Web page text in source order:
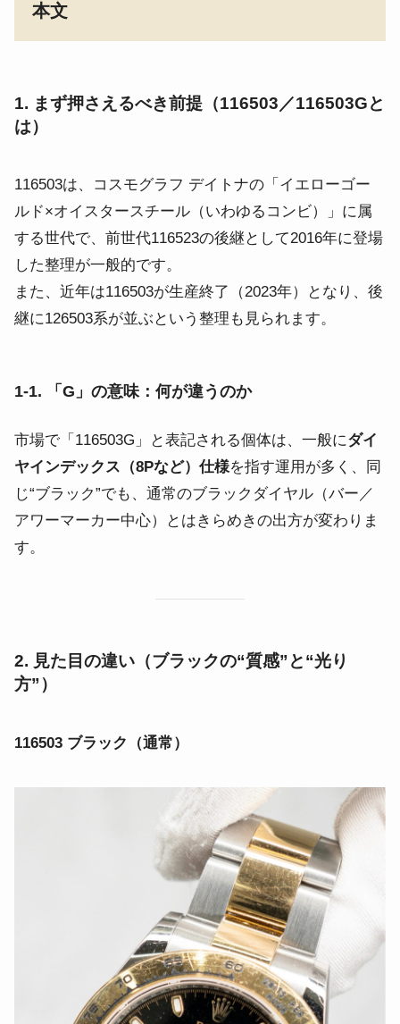
本文
1. まず押さえるべき前提（116503／116503Gと
は）
116503は、コスモグラフ デイトナの「イエローゴー
ルド×オイスタースチール（いわゆるコンビ）」に属
する世代で、前世代116523の後継として2016年に登場
した整理が一般的です。
また、近年は116503が生産終了（2023年）となり、後
継に126503系が並ぶという整理も見られます。
1-1. 「G」の意味：何が違うのか
市場で「116503G」と表記される個体は、一般にダイ
ヤインデックス（8Pなど）仕様を指す運用が多く、同
じ“ブラック”でも、通常のブラックダイヤル（バー／
アワーマーカー中心）とはきらめきの出方が変わりま
す。
2. 見た目の違い（ブラックの“質感”と“光り
方”）
116503 ブラック（通常）